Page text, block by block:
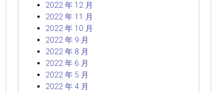
2022 年 12 月
2022 年 11 月
2022 年 10 月
2022 年 9 月
2022 年 8 月
2022 年 6 月
2022 年 5 月
2022 年 4 月